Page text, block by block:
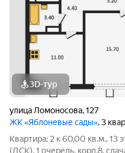
3D-тур
улица Ломоносова,127
ЖК «Яблоневые сады», 3
Квартира: 2 к 60,00 кв.м., 13
(ДСК), 1 очередь, корп.8,